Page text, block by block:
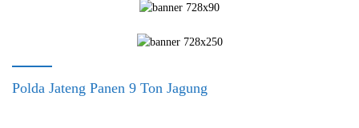
Polda Jateng Panen 9 Ton Jagung